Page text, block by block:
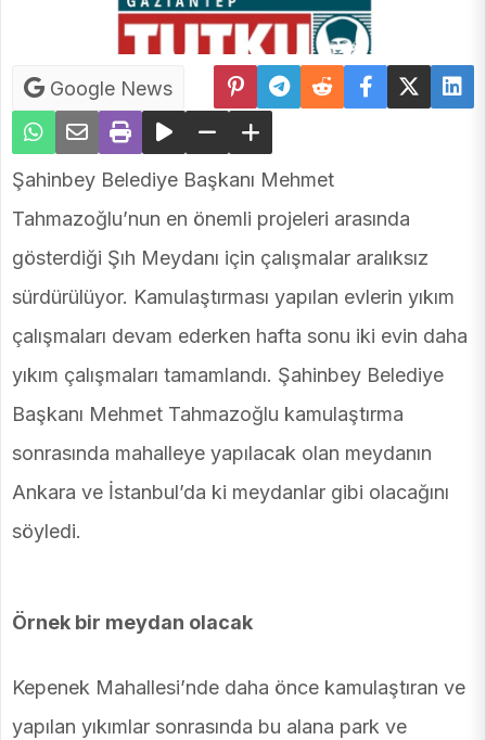
Google News
Şahinbey Belediye Başkanı Mehmet
Tahmazoğlu’nun en önemli projeleri arasında
gösterdiği Şıh Meydanı için çalışmalar aralıksız
sürdürülüyor. Kamulaştırması yapılan evlerin yıkım
çalışmaları devam ederken hafta sonu iki evin daha
yıkım çalışmaları tamamlandı. Şahinbey Belediye
Başkanı Mehmet Tahmazoğlu kamulaştırma
sonrasında mahalleye yapılacak olan meydanın
Ankara ve İstanbul’da ki meydanlar gibi olacağını
söyledi.
Örnek bir meydan olacak
Kepenek Mahallesi’nde daha önce kamulaştıran ve
yapılan yıkımlar sonrasında bu alana park ve